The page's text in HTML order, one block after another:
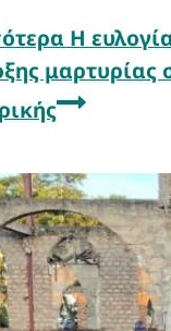
Η
μαρτυρίας